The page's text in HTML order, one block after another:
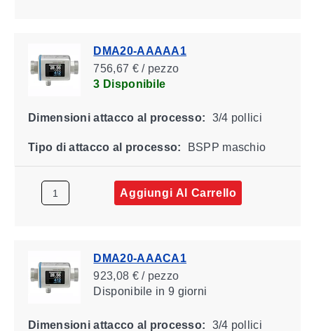
DMA20-AAAAA1
756,67 € / pezzo
3 Disponibile
Dimensioni attacco al processo: 3/4 pollici
Tipo di attacco al processo: BSPP maschio
Aggiungi Al Carrello
DMA20-AAACA1
923,08 € / pezzo
Disponibile in 9 giorni
Dimensioni attacco al processo: 3/4 pollici